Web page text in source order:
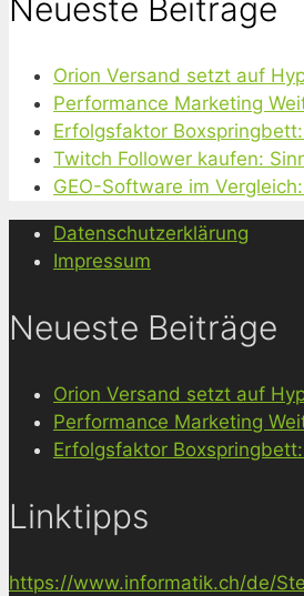
Neueste Beiträge
Orion Versand setzt auf
Performance Marketing
Erfolgsfaktor
Twitch Follower kaufen:
GEO-Software im
Datenschutzerklärung
Impressum
Neueste Beiträge
Orion Versand setzt auf
Performance Marketing
Erfolgsfaktor
Linktipps
https://www.informatik.ch/de/